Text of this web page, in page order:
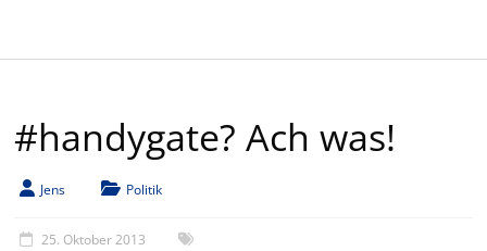
#handygate? Ach was!
Jens Politik
25. Oktober 2013